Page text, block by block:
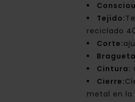
Tejido:
reciclado
Corte:
Cintura:
Cierre:
metal en la